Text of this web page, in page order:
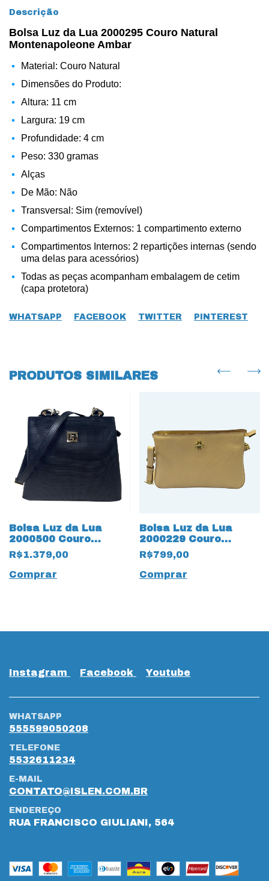
Descrição
Bolsa Luz da Lua 2000295 Couro Natural
Montenapoleone Ambar
Material: Couro Natural
Dimensões do Produto:
Altura: 11 cm
Largura: 19 cm
Profundidade: 4 cm
Peso: 330 gramas
Alças
De Mão: Não
Transversal: Sim (removível)
Compartimentos Externos: 1 compartimento externo
Compartimentos Internos: 2 repartições internas (sendo
uma delas para acessórios)
Todas as peças acompanham embalagem de cetim
(capa protetora)
WHATSAPP FACEBOOK TWITTER PINTEREST
PRODUTOS SIMILARES
Bolsa Luz da Lua
2000500 Couro
Natural 17743
Tramado Saara Preto
R$1.379,00
Comprar
Bolsa Luz da Lua
2000229 Couro
Natural 15932 New
Ridge Sândalo
R$799,00
Comprar
Instagram Facebook Youtube
WHATSAPP
555599050208
TELEFONE
5532611234
E-MAIL
CONTATO@ISLEN.COM.BR
ENDEREÇO
RUA FRANCISCO GIULIANI, 564